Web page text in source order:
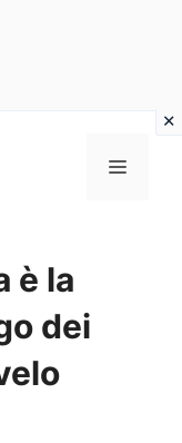
Menu
è la
dei